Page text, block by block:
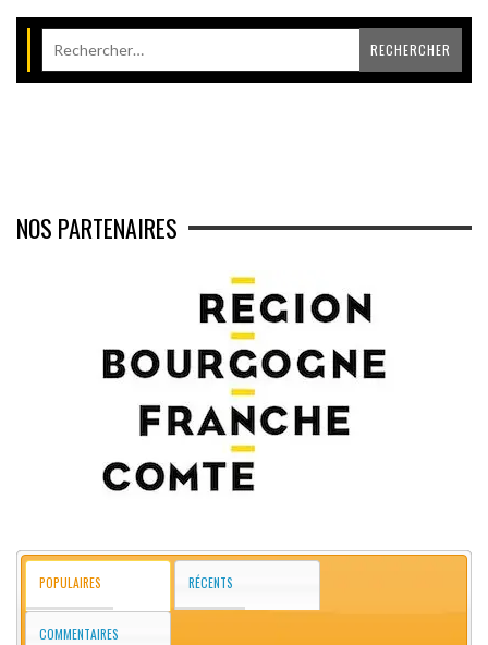
NOS PARTENAIRES
POPULAIRES RÉCENTS
COMMENTAIRES